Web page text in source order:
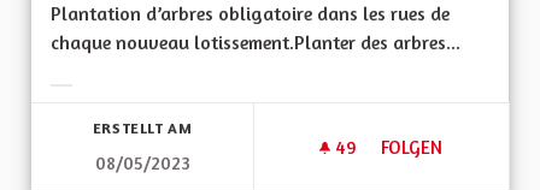
Plantation d’arbres obligatoire dans les rues de
chaque nouveau lotissement.Planter des arbres...
ERSTELLT AM
08/05/2023
49 49 FOLLOWER
FOLGEN
VERDIR LES RUES